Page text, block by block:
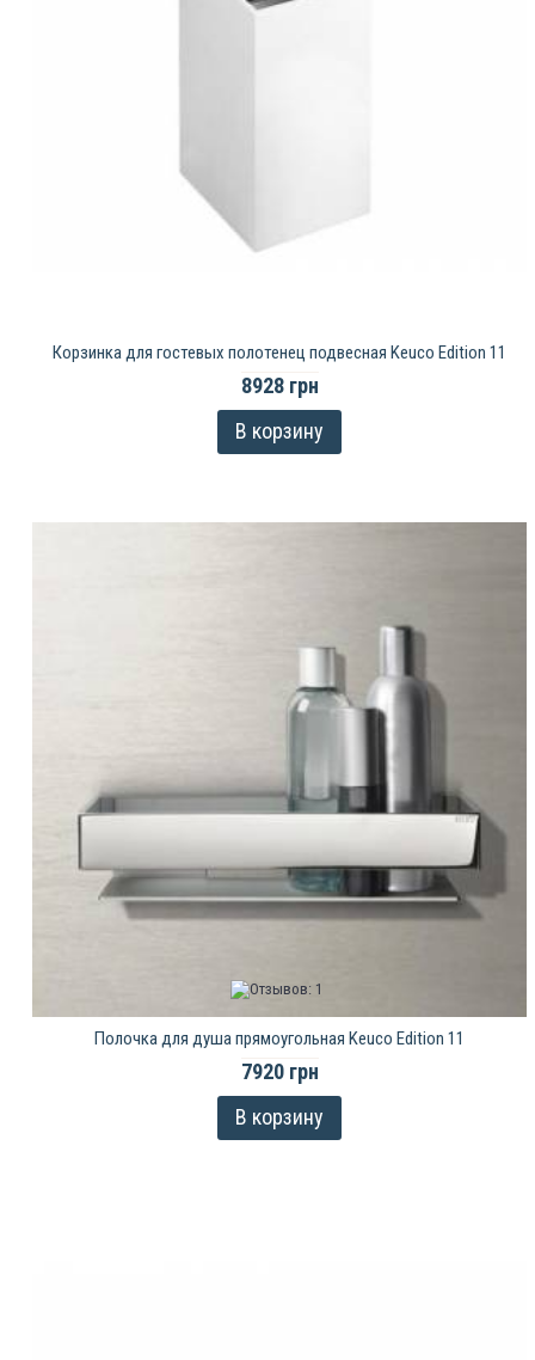
Корзинка для гостевых полотенец подвесная Keuco Edition 11
8928 грн
В корзину
Полочка для душа прямоугольная Keuco Edition 11
7920 грн
В корзину